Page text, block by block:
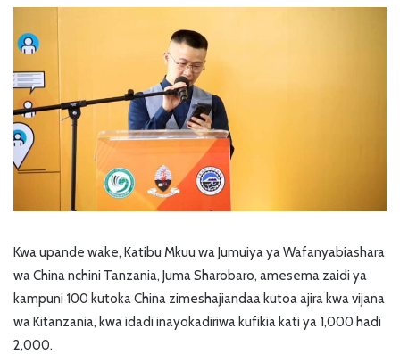
Kwa upande wake, Katibu Mkuu wa Jumuiya ya Wafanyabiashara
wa China nchini Tanzania, Juma Sharobaro, amesema zaidi ya
kampuni 100 kutoka China zimeshajiandaa kutoa ajira kwa vijana
wa Kitanzania, kwa idadi inayokadiriwa kufikia kati ya 1,000 hadi
2,000.